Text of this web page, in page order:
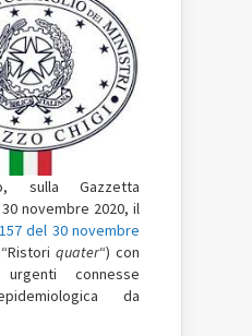
sulla Gazzetta
novembre 2020, il
del 30 novembre
quater“) con
connesse
da